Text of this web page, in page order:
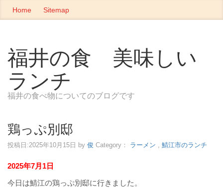
Home Sitemap
福井の食 美味しい
ランチ
福井の食べ物についてのブログです
鶏っぷ別邸
投稿日:2025年10月15日 by 俊 Category： ラーメン , 鯖江市のランチ
2025年7月1日
今日は鯖江の鶏っぷ別邸に行きました。